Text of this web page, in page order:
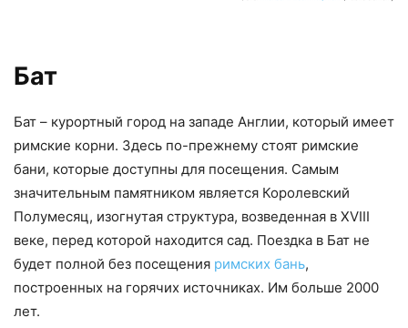
Бат
Бат – курортный город на западе Англии, который имеет
римские корни. Здесь по-прежнему стоят римские
бани, которые доступны для посещения. Самым
значительным памятником является Королевский
Полумесяц, изогнутая структура, возведенная в XVIII
веке, перед которой находится сад. Поездка в Бат не
будет полной без посещения римских бань,
построенных на горячих источниках. Им больше 2000
лет.